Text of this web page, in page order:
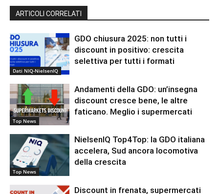
ARTICOLI CORRELATI
Dati NIQ-NielsenIQ
GDO chiusura 2025: non tutti i
discount in positivo: crescita
selettiva per tutti i formati
Top News
Andamenti della GDO: un’insegna
discount cresce bene, le altre
faticano. Meglio i supermercati
Top News
NielsenIQ Top4Top: la GDO italiana
accelera, Sud ancora locomotiva
della crescita
Discount in frenata, supermercati